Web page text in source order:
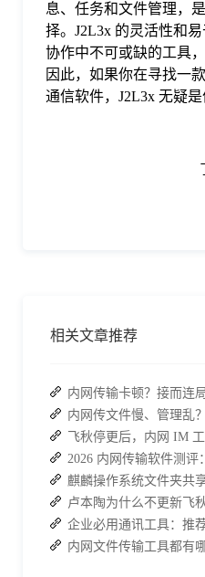
息、任务和文件管理，
择。J2L3x 的灵活性和
协作中不可或缺的工具
因此，如果你在寻找一
通信软件，J2L3x 无疑是
相关文章推荐